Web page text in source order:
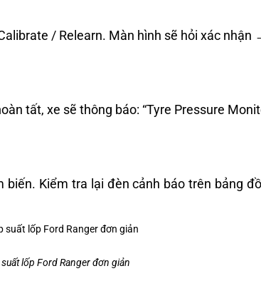
/ Relearn. Màn hình sẽ hỏi xác nhận
tất, xe sẽ thông báo: “Tyre Pressure
Kiểm tra lại đèn cảnh báo trên bảng
lốp Ford Ranger đơn giản